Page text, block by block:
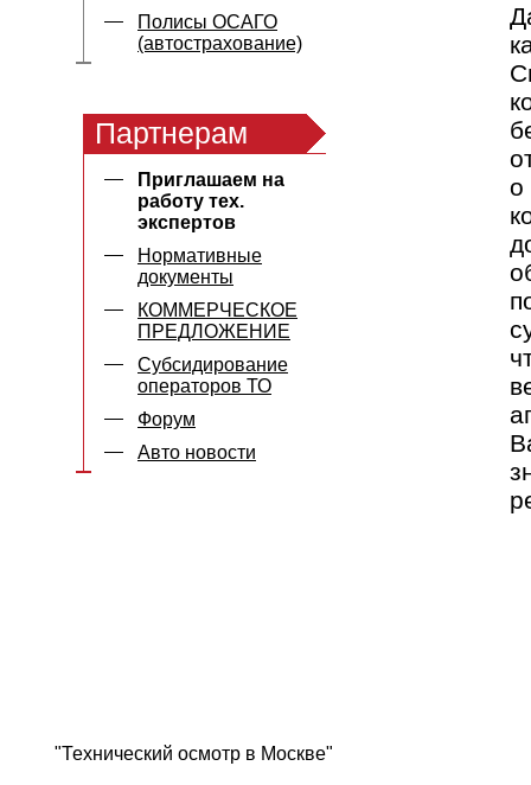
Полисы ОСАГО
(автострахование)
Партнерам
Приглашаем на
работу тех.
экспертов
Нормативные
документы
КОММЕРЧЕСКОЕ
ПРЕДЛОЖЕНИЕ
Субсидирование
операторов ТО
Форум
Авто новости
о
"Технический осмотр в Москве"